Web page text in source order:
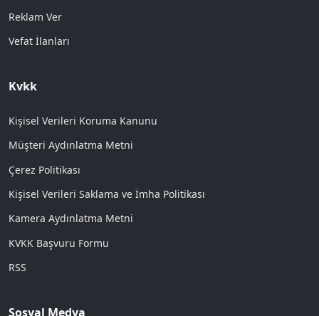
Reklam Ver
Vefat İlanları
Kvkk
Kişisel Verileri Koruma Kanunu
Müşteri Aydınlatma Metni
Çerez Politikası
Kişisel Verileri Saklama ve İmha Politikası
Kamera Aydınlatma Metni
KVKK Başvuru Formu
RSS
Sosyal Medya